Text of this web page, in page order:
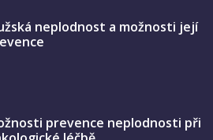
neplodnost a možnosti její
prevence neplodnosti při